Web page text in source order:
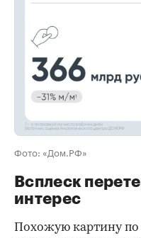
Фото: «Дом.РФ»
Всплеск
интерес
Похожую картину